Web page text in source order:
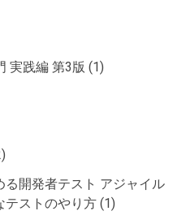
実践編 第3版 (1)
る開発者テスト アジャイル
テストのやり方 (1)